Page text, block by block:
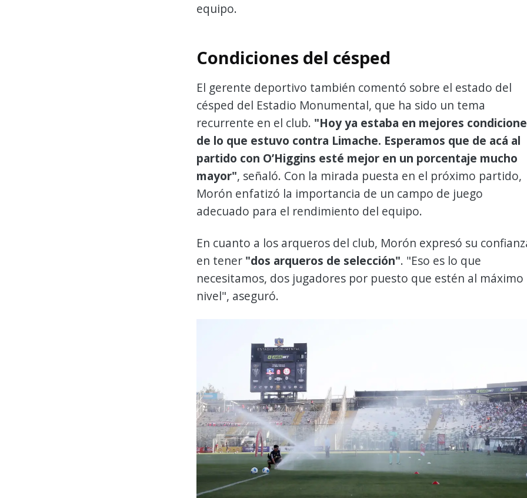
equipo.
Condiciones del césped
El gerente deportivo también comentó sobre el estado del
césped del Estadio Monumental, que ha sido un tema
recurrente en el club. "Hoy ya estaba en mejores
de lo que estuvo contra Limache. Esperamos que de acá al
partido con O’Higgins esté mejor en un porcentaje mucho
mayor", señaló. Con la mirada puesta en el próximo partido,
Morón enfatizó la importancia de un campo de juego
adecuado para el rendimiento del equipo.
En cuanto a los arqueros del club, Morón expresó su
en tener "dos arqueros de selección". "Eso es lo que
necesitamos, dos jugadores por puesto que estén al máximo
nivel", aseguró.